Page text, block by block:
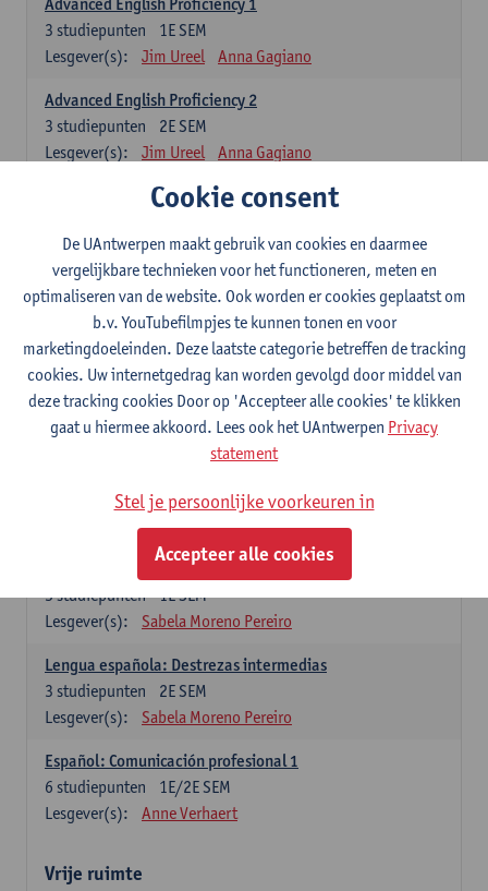
1E SEM
3 studiepunten
Lesgever(s):
Jim Ureel Anna Gagiano
Advanced English Proficiency 2
2E SEM
3 studiepunten
Lesgever(s):
Jim Ureel Anna Gagiano
Communication in English 1: Analysing Texts in Context
Lesgever(s):
Nina Reviers
Anna Gagiano
Donata Lisaite
Spaans: verplichte opleidingsonderdelen
Gramática española 1
1E SEM
3studiepunten
Lesgever(s):
Anne Verhaert
2E SEM
studiepunten
Anne Verhaert
Lengua española: Destrezas básicas
1E SEM
3studiepunten
Lesgever(s):
Sabela Moreno Pereiro
Lengua española: Destrezas intermedias
2E SEM
3 studiepunten
Lesgever(s):
Sabela Moreno Pereiro
Español: Comunicación profesional 1
1E/2E SEM
6 studiepunten
Lesgever(s):
Anne Verhaert
Vrije ruimte
Cookie consent
De UAntwerpen maakt gebruik van cookies en daarmee
vergelijkbare technieken voor het functioneren, meten en
optimaliseren van de website. Ook worden er cookies geplaatst om
b.v. YouTubefilmpjes te kunnen tonen en voor
marketingdoeleinden. Deze laatste categorie betreffen de tracking
cookies. Uw internetgedrag kan worden gevolgd door middel van
deze tracking cookies Door op 'Accepteer alle cookies' te klikken
gaat u hiermee akkoord. Lees ook het UAntwerpen Privacy
statement
Stel je persoonlijke voorkeuren in
Accepteer alle cookies